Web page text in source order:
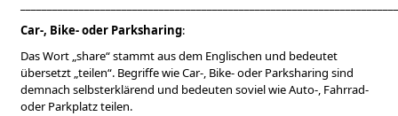
Car-, Bike- oder Parksharing:
Das Wort „share“ stammt aus dem Englischen und bedeutet
übersetzt „teilen“. Begriffe wie Car-, Bike- oder Parksharing sind
demnach selbsterklärend und bedeuten soviel wie Auto-, Fahrrad-
oder Parkplatz teilen.